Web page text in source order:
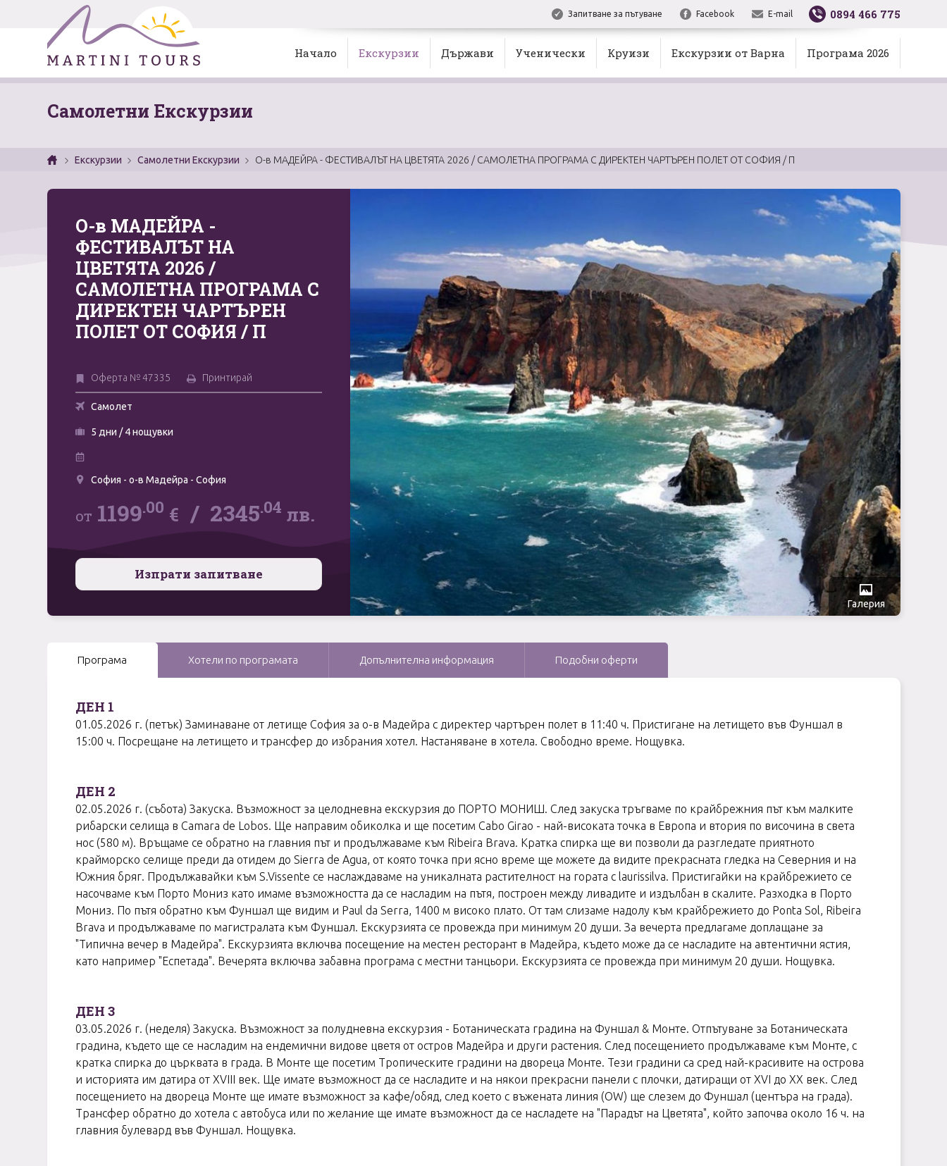
Запитване за пътуване Facebook E-mail 0894 466 775
Начало Екскурзии Държави Ученически Круизи Екскурзии от Варна Програма 2026
Самолетни Екскурзии
Екскурзии Самолетни Екскурзии О-в МАДЕЙРА - ФЕСТИВАЛЪТ НА ЦВЕТЯТА 2026 / САМОЛЕТНА ПРОГРАМА С ДИРЕКТЕН ЧАРТЪРЕН ПОЛЕТ ОТ СОФИЯ / П
О-в МАДЕЙРА -
ФЕСТИВАЛЪТ НА
ЦВЕТЯТА 2026 /
САМОЛЕТНА ПРОГРАМА С
ДИРЕКТЕН ЧАРТЪРЕН
ПОЛЕТ ОТ СОФИЯ / П
Оферта № 47335 Принтирай
Самолет
5 дни / 4 нощувки
София - о-в Мадейра - София
от 1199.00 € / 2345.04 лв.
Изпрати запитване
Галерия
Програма Хотели по програмата Допълнителна информация Подобни оферти
ДЕН 1
01.05.2026 г. (петък) Заминаване от летище София за о-в Мадейра с директер чартърен полет в 11:40 ч. Пристигане на летището във Фуншал в
15:00 ч. Посрещане на летището и трансфер до избрания хотел. Настаняване в хотела. Свободно време. Нощувка.
ДЕН 2
02.05.2026 г. (събота) Закуска. Възможност за целодневна екскурзия до ПОРТО МОНИШ. След закуска тръгваме по крайбрежния път към малките
рибарски селища в Camara de Lobos. Ще направим обиколка и ще посетим Cabo Girao - най-високата точка в Европа и втория по височина в света
нос (580 м). Връщаме се обратно на главния път и продължаваме към Ribeira Brava. Кратка спирка ще ви позволи да разгледате приятното
крайморско селище преди да отидем до Sierra de Agua, от която точка при ясно време ще можете да видите прекрасната гледка на Северния и на
Южния бряг. Продължавайки към S.Vissente се наслаждаваме на уникалната растителност на гората с laurissilva. Пристигайки на крайбрежието се
насочваме към Порто Мониз като имаме възможността да се насладим на пътя, построен между ливадите и издълбан в скалите. Разходка в Порто
Мониз. По пътя обратно към Фуншал ще видим и Paul da Serra, 1400 м високо плато. От там слизаме надолу към крайбрежието до Ponta Sol, Ribeira
Brava и продължаваме по магистралата към Фуншал. Екскурзията се провежда при минимум 20 души. За вечерта предлагаме доплащане за
"Типична вечер в Мадейра". Екскурзията включва посещение на местен ресторант в Мадейра, където може да се насладите на автентични ястия,
като например "Еспетада". Вечерята включва забавна програма с местни танцьори. Екскурзията се провежда при минимум 20 души. Нощувка.
ДЕН 3
03.05.2026 г. (неделя) Закуска. Възможност за полудневна екскурзия - Ботаническата градина на Фуншал & Монте. Отпътуване за Ботаническата
градина, където ще се насладим на ендемични видове цветя от остров Мадейра и други растения. След посещението продължаваме към Монте, с
кратка спирка до църквата в града. В Монте ще посетим Тропическите градини на двореца Монте. Тези градини са сред най-красивите на острова
и историята им датира от XVIII век. Ще имате възможност да се насладите и на някои прекрасни панели с плочки, датиращи от XVI до XX век. След
посещението на двореца Монте ще имате възможност за кафе/обяд, след което с въжената линия (OW) ще слезем до Фуншал (центъра на града).
Трансфер обратно до хотела с автобуса или по желание ще имате възможност да се насладете на "Парадът на Цветята", който започва около 16 ч. на
главния булевард във Фуншал. Нощувка.